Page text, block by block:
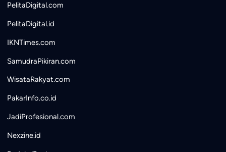
PelitaDigital.com
PelitaDigital.id
IKNTimes.com
SamudraPikiran.com
WisataRakyat.com
PakarInfo.co.id
JadiProfesional.com
Nexzine.id